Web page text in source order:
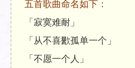
五首歌曲命名如下：
「寂寞难耐」
「从不喜歠孤单一个」
「不愿一个人」